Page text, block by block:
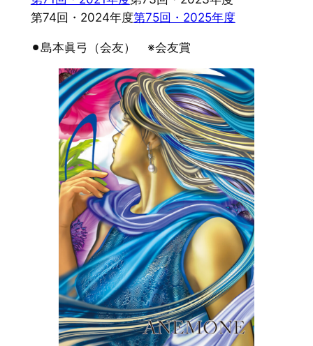
第74回・2024年度第75回・2025年度
⚫︎島本眞弓（会友） ※会友賞